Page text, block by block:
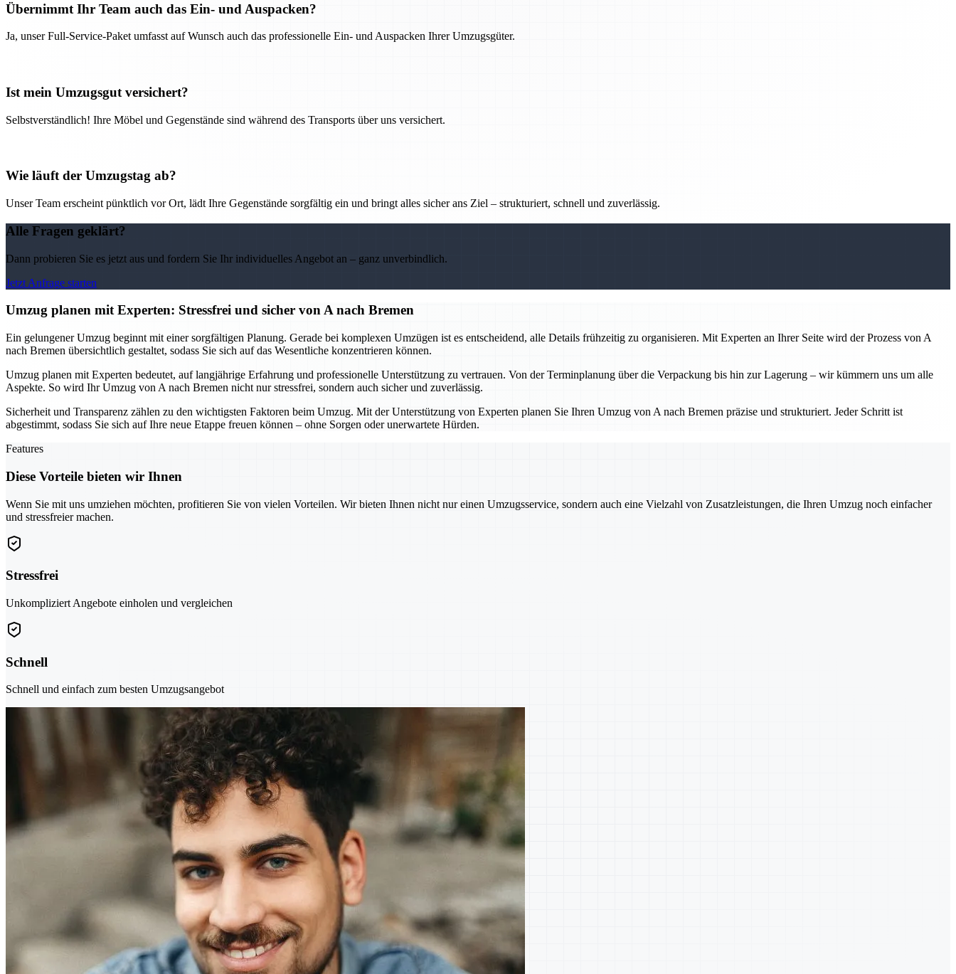
Übernimmt Ihr Team auch das Ein- und Auspacken?
Ja, unser Full-Service-Paket umfasst auf Wunsch auch das professionelle Ein- und Auspacken Ihrer Umzugsgüter.
Ist mein Umzugsgut versichert?
Selbstverständlich! Ihre Möbel und Gegenstände sind während des Transports über uns versichert.
Wie läuft der Umzugstag ab?
Unser Team erscheint pünktlich vor Ort, lädt Ihre Gegenstände sorgfältig ein und bringt alles sicher ans Ziel – strukturiert, schnell und zuverlässig.
Alle Fragen geklärt?
Dann probieren Sie es jetzt aus und fordern Sie Ihr individuelles Angebot an – ganz unverbindlich.
Jetzt Anfrage starten
Umzug planen mit Experten: Stressfrei und sicher von A nach Bremen
Ein gelungener Umzug beginnt mit einer sorgfältigen Planung. Gerade bei komplexen Umzügen ist es entscheidend, alle Details frühzeitig zu organisieren. Mit Experten an Ihrer Seite wird der Prozess von A
nach Bremen übersichtlich gestaltet, sodass Sie sich auf das Wesentliche konzentrieren können.
Umzug planen mit Experten bedeutet, auf langjährige Erfahrung und professionelle Unterstützung zu vertrauen. Von der Terminplanung über die Verpackung bis hin zur Lagerung – wir kümmern uns um alle
Aspekte. So wird Ihr Umzug von A nach Bremen nicht nur stressfrei, sondern auch sicher und zuverlässig.
Sicherheit und Transparenz zählen zu den wichtigsten Faktoren beim Umzug. Mit der Unterstützung von Experten planen Sie Ihren Umzug von A nach Bremen präzise und strukturiert. Jeder Schritt ist
abgestimmt, sodass Sie sich auf Ihre neue Etappe freuen können – ohne Sorgen oder unerwartete Hürden.
Features
Diese Vorteile bieten wir Ihnen
Wenn Sie mit uns umziehen möchten, profitieren Sie von vielen Vorteilen. Wir bieten Ihnen nicht nur einen Umzugsservice, sondern auch eine Vielzahl von Zusatzleistungen, die Ihren Umzug noch einfacher
und stressfreier machen.
Stressfrei
Unkompliziert Angebote einholen und vergleichen
Schnell
Schnell und einfach zum besten Umzugsangebot